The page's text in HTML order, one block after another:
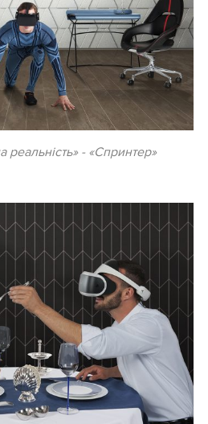
реальність» - «Спринтер»